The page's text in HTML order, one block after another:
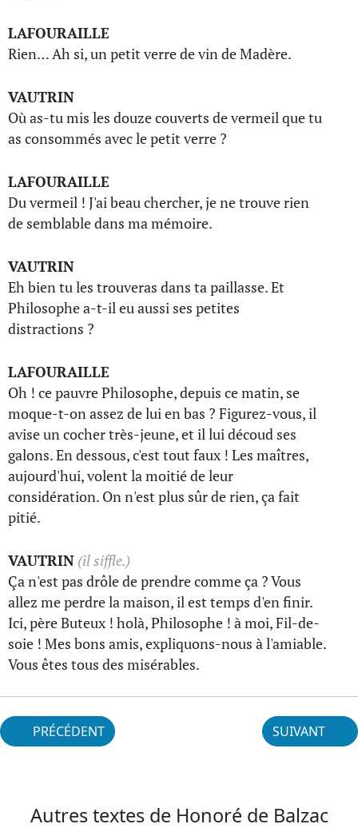
LAFOURAILLE
Rien… Ah si, un petit verre de vin de Madère.
VAUTRIN
Où as-tu mis les douze couverts de vermeil que tu
as consommés avec le petit verre ?
LAFOURAILLE
Du vermeil ! J'ai beau chercher, je ne trouve rien
de semblable dans ma mémoire.
VAUTRIN
Eh bien tu les trouveras dans ta paillasse. Et
Philosophe a-t-il eu aussi ses petites
distractions ?
LAFOURAILLE
Oh ! ce pauvre Philosophe, depuis ce matin, se
moque-t-on assez de lui en bas ? Figurez-vous, il
avise un cocher très-jeune, et il lui découd ses
galons. En dessous, c'est tout faux ! Les maîtres,
aujourd'hui, volent la moitié de leur
considération. On n'est plus sûr de rien, ça fait
pitié.
VAUTRIN (il siffle.)
Ça n'est pas drôle de prendre comme ça ? Vous
allez me perdre la maison, il est temps d'en finir.
Ici, père Buteux ! holà, Philosophe ! à moi, Fil-de-
soie ! Mes bons amis, expliquons-nous à l'amiable.
Vous êtes tous des misérables.
PRÉCÉDENT SUIVANT
Autres textes de Honoré de Balzac